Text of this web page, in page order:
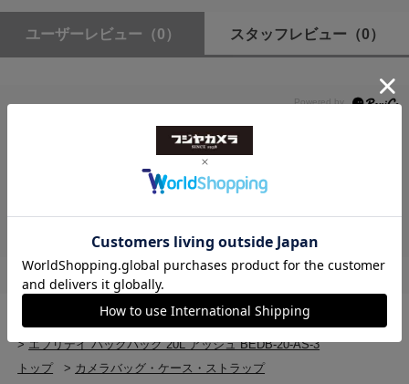
中仕切りｘ3
ロングエクスターナルキャリーストラップｘ2
キーテザーｘ1
ユーザーレビュー （0） スタッフレビュー （0）
レビューはありません。
>エブリデイ バックパック 20L アッシュ BEDB-20-AS-3
トップ
> カメラバッグ・ケース・ストラップ